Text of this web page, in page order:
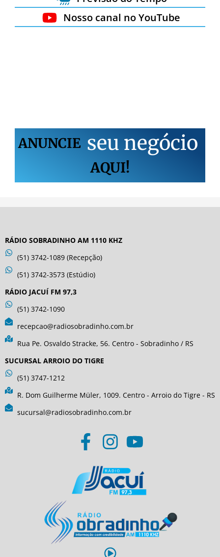
Nosso canal no YouTube
ANUNCIE seu negócio
AQUI!
RÁDIO SOBRADINHO AM 1110 KHZ
(51) 3742-1089 (Recepção)
(51) 3742-3573 (Estúdio)
RÁDIO JACUÍ FM 97,3
(51) 3742-1090
recepcao@radiosobradinho.com.br
Rua Pe. Osvaldo Stracke, 56. Centro - Sobradinho / RS
SUCURSAL ARROIO DO TIGRE
(51) 3747-1212
R. Dom Guilherme Müler, 1009. Centro - Arroio do Tigre - RS
sucursal@radiosobradinho.com.br